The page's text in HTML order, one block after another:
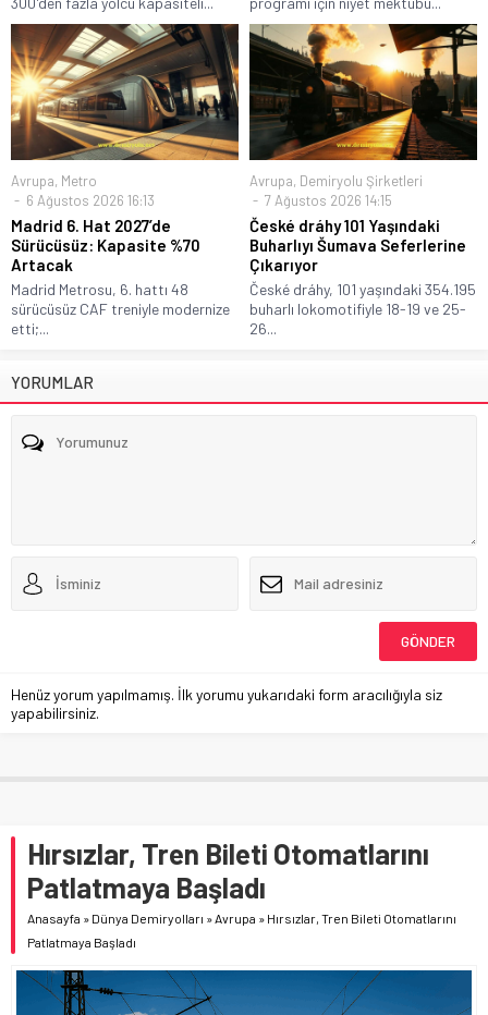
Avrupa, Metro
6 Ağustos 2026 16:13
Madrid 6. Hat 2027’de
Sürücüsüz: Kapasite %70
Artacak
Madrid Metrosu, 6. hattı 48
sürücüsüz CAF treniyle modernize
etti;...
Avrupa, Demiryolu Şirketleri
7 Ağustos 2026 14:15
České dráhy 101 Yaşındaki
Buharlıyı Šumava Seferlerine
Çıkarıyor
České dráhy, 101 yaşındaki 354.195
buharlı lokomotifiyle 18-19 ve 25-
26...
YORUMLAR
Henüz yorum yapılmamış. İlk yorumu yukarıdaki form aracılığıyla siz
yapabilirsiniz.
Hırsızlar, Tren Bileti Otomatlarını
Patlatmaya Başladı
Anasayfa » Dünya Demiryolları »Avrupa » Hırsızlar, Tren Bileti Otomatlarını
Patlatmaya Başladı